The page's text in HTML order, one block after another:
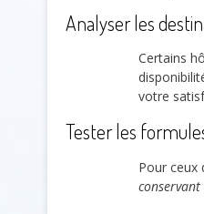
Analyser les
Certains
votre
Tester les
Pour ceux